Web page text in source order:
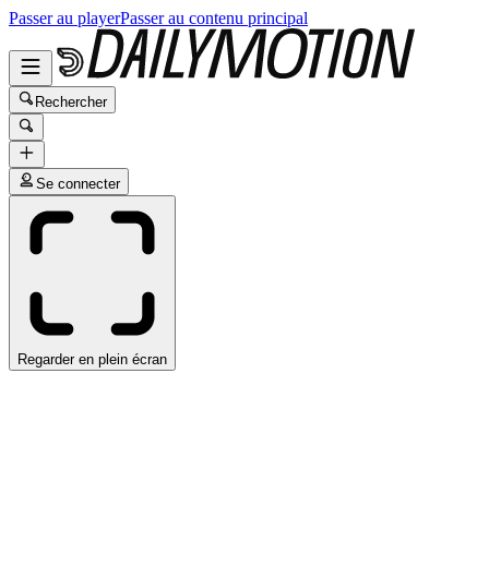
Passer au playerPasser au contenu principal
Rechercher
Se connecter
Regarder en plein écran